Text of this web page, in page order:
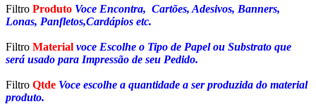
Filtro Produto Voce Encontra, Cartões, Adesivos, Banners,
Lonas, Panfletos,Cardápios etc.
Filtro Material voce Escolhe o Tipo de Papel ou Substrato que
será usado para Impressão de seu Pedido.
Filtro Qtde Voce escolhe a quantidade a ser produzida do material
produto.